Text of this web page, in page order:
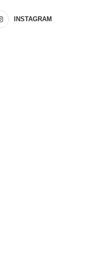
INSTAGRAM